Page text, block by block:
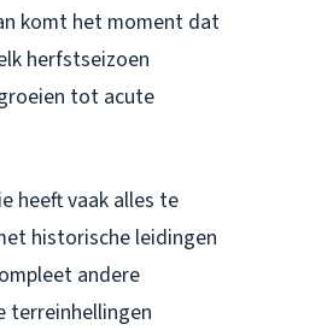
komt het moment dat
herfstseizoen
tot acute
heeft vaak alles te
historische leidingen
andere
terreinhellingen